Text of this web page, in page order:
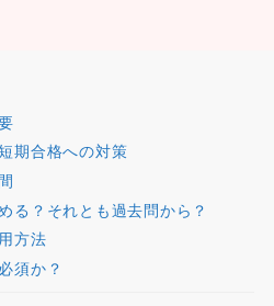
期合格への対策
る？それとも過去問から？
方法
須か？